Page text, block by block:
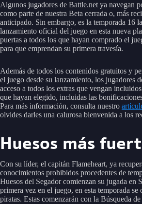
Algunos jugadores de Battle.net ya navegan
como parte de nuestra Beta cerrada o, más
anticipado. Sin embargo, es la temporada 16
lanzamiento oficial del juego en esta nueva
puertas a todos los que hayan comprado el
para que emprendan su primera travesía.
Además de todos los contenidos gratuitos y
el juego desde su lanzamiento, los jugadores
acceso a todos los extras que vengan
que hayan elegido, incluidas las
Para más información, consulta nuestro
olvides darles una calurosa bienvenida a los
Huesos más
Con su líder, el capitán Flameheart, ya
conocimientos prohibidos procedentes de
Huesos del Segador comienzan su jugada en
primera vez en el juego, en esta temporada se
piratas. Estas comenzarán con la Búsqueda